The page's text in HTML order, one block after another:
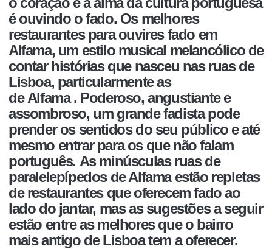
é ouvindo ofado. Os melhores
restaurantes para ouvires fado em
Alfama, um estilo musical melancólico de
contar histórias que nasceu nas ruas de
Lisboa, particularmente as
deAlfama. Poderoso, angustiante e
assombroso, um grande fadista pode
prender os sentidos do seu público e até
mesmo entrar para os que não falam
português. As minúsculas ruas de
paralelepípedos de Alfama estão repletas
de restaurantes queoferecem fado ao
lado do jantar, mas as sugestões a seguir
estão entre as melhores que o bairro
mais antigo de Lisboa tem a oferecer.